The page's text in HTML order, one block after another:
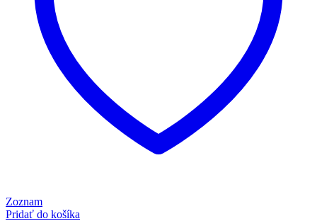
Zoznam
Pridať do košíka